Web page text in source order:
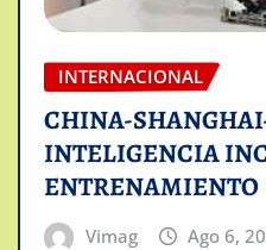
INTERNACIONAL
CHINA-
INTELIGENCIA
ENTRENAMIENTO
Vimag Ago 6,